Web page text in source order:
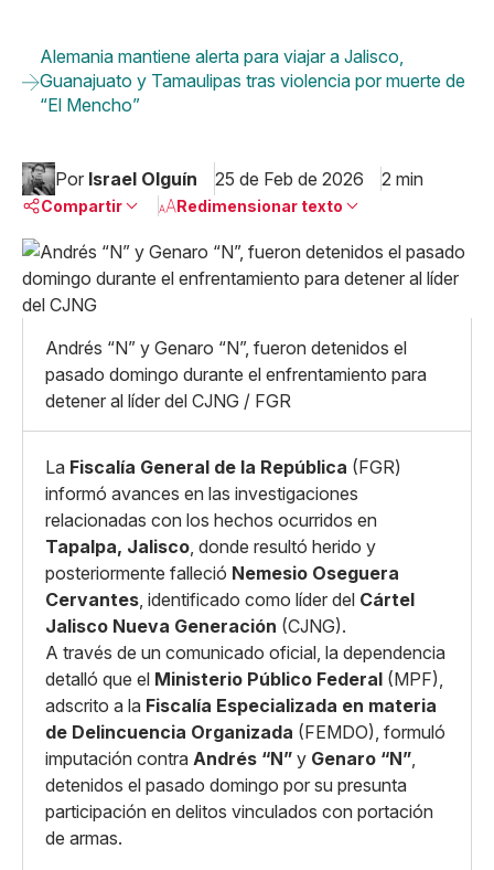
Alemania mantiene alerta para viajar a Jalisco,
Guanajuato y Tamaulipas tras violencia por muerte de
“El Mencho”
Por Israel Olguín 25 de Feb de 2026 2 min
Compartir
Linkedin
Facebook
X
Whatsapp
Copiar enlace
Redimensionar texto
Pequeño
Mediano
Andrés “N” y Genaro “N”, fueron detenidos el
pasado domingo durante el enfrentamiento para
detener al líder del CJNG / FGR
La Fiscalía General de la República (FGR)
informó avances en las investigaciones
relacionadas con los hechos ocurridos en
Tapalpa, Jalisco, donde resultó herido y
posteriormente falleció Nemesio Oseguera
Cervantes, identificado como líder del Cártel
Jalisco Nueva Generación (CJNG).
A través de un comunicado oficial, la dependencia
detalló que el Ministerio Público Federal (MPF),
adscrito a la Fiscalía Especializada en materia
de Delincuencia Organizada (FEMDO), formuló
imputación contra Andrés “N” y Genaro “N”,
detenidos el pasado domingo por su presunta
participación en delitos vinculados con portación
de armas.